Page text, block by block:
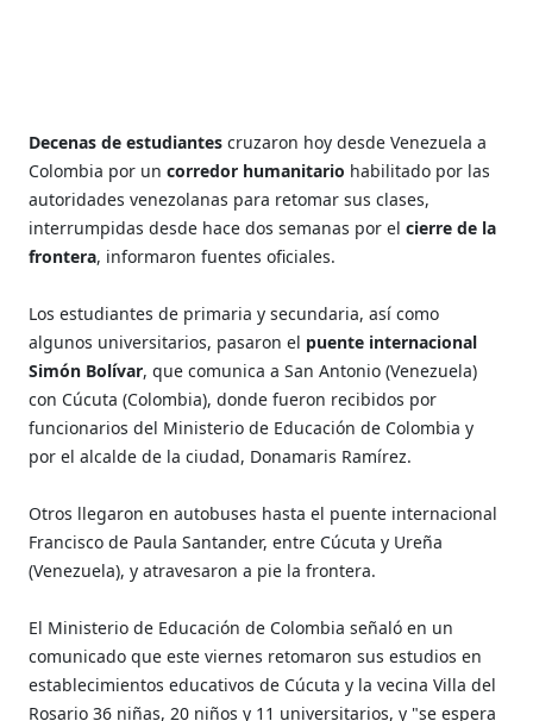
Decenas de estudiantes cruzaron hoy desde Venezuela a
Colombia por un corredor humanitario habilitado por las
autoridades venezolanas para retomar sus clases,
interrumpidas desde hace dos semanas por elcierre de la
frontera, informaron fuentes oficiales.
Los estudiantes de primaria y secundaria, así como
algunos universitarios, pasaron el puente internacional
Simón Bolívar, que comunica a San Antonio (Venezuela)
con Cúcuta (Colombia), donde fueron recibidos por
funcionarios del Ministerio de Educación de Colombia y
por el alcalde de la ciudad, Donamaris Ramírez.
Otros llegaron en autobuses hasta el puente internacional
Francisco de Paula Santander, entre Cúcuta y Ureña
(Venezuela), y atravesaron a pie la frontera.
El Ministerio de Educación de Colombia señaló en un
comunicado que este viernes retomaron sus estudios en
establecimientos educativos de Cúcuta y la vecina Villa del
Rosario 36 niñas, 20 niños y 11 universitarios, y "se espera